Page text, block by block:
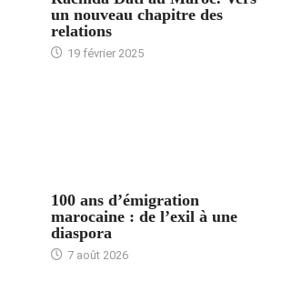
un nouveau chapitre des
relations
19 février 2025
100 ans d’émigration
marocaine : de l’exil à une
diaspora
7 août 2026